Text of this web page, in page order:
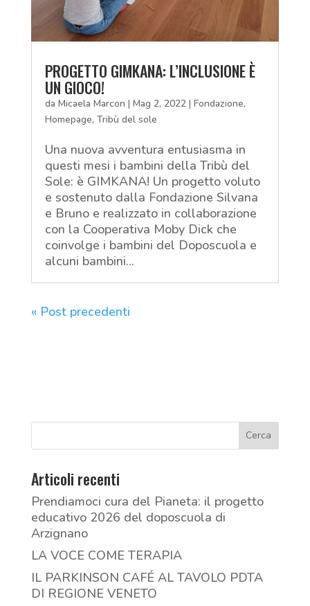
PROGETTO GIMKANA: L’INCLUSIONE È
UN GIOCO!
da Micaela Marcon | Mag 2, 2022| Fondazione,
Homepage, Tribù del sole
Una nuova avventura entusiasma in
questi mesi i bambini della Tribù del
Sole: è GIMKANA! Un progetto voluto
e sostenuto dalla Fondazione Silvana
e Bruno e realizzato in collaborazione
con la Cooperativa Moby Dick che
coinvolge i bambini del Doposcuola e
alcuni bambini...
« Post precedenti
Articoli recenti
Prendiamoci cura del Pianeta: il progetto
educativo 2026 del doposcuola di
Arzignano
LA VOCE COME TERAPIA
IL PARKINSON CAFÉ AL TAVOLO PDTA
DI REGIONE VENETO